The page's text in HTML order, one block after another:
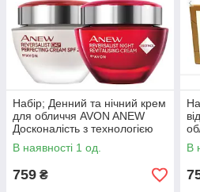
Набір; Денний та нічний крем
для обличчя AVON ANEW
Досконалість з технологією
Protinol 35+ (50 мл+50 мл)
В наявності 1 од.
759 ₴
В